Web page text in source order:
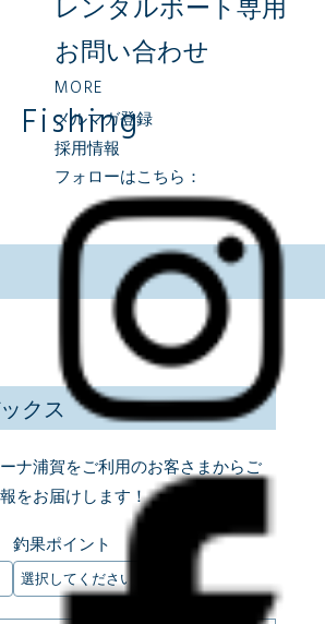
レンタルボート専用
お問い合わせ
MORE
メルマガ登録
採用情報
フォローはこちら：
Fishing
クス
ナ浦賀をご利用のお客さまからご
をお届けします！
釣果ポイント